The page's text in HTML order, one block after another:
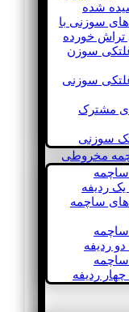
شده
های سوزنی با
تراش خورده
سوزن
سوزنی
مشترک
سوزنی
مخروطی
ساچمه
ردیفه
های ساچمه
ساچمه
ردیفه
ساچمه
ردیفه